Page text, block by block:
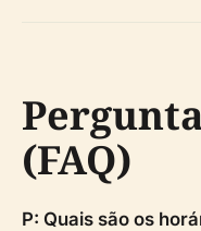
(FAQ)
P: Quais são os